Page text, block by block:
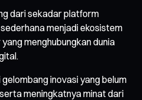
dari sekadar platform
menjadi ekosistem
menghubungkan dunia
inovasi yang belum
meningkatnya minat dari